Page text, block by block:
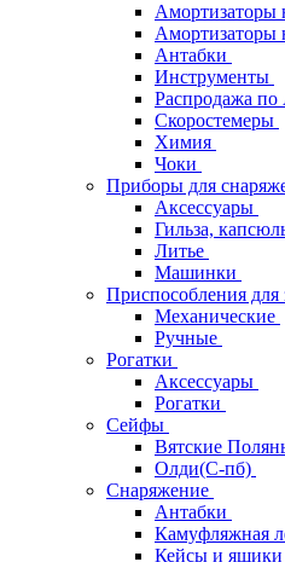
Амортизаторы
Амортизаторы
Антабки
Инструменты
Распродажа
Скоростемеры
Химия
Чоки
Приборы для
Аксессуары
Гильза,
Литье
Машинки
Приспособления для
Механические
Ручные
Рогатки
Аксессуары
Рогатки
Сейфы
Вятские
Олди(С-пб)
Снаряжение
Антабки
Камуфляжная
Кейсы и ящики